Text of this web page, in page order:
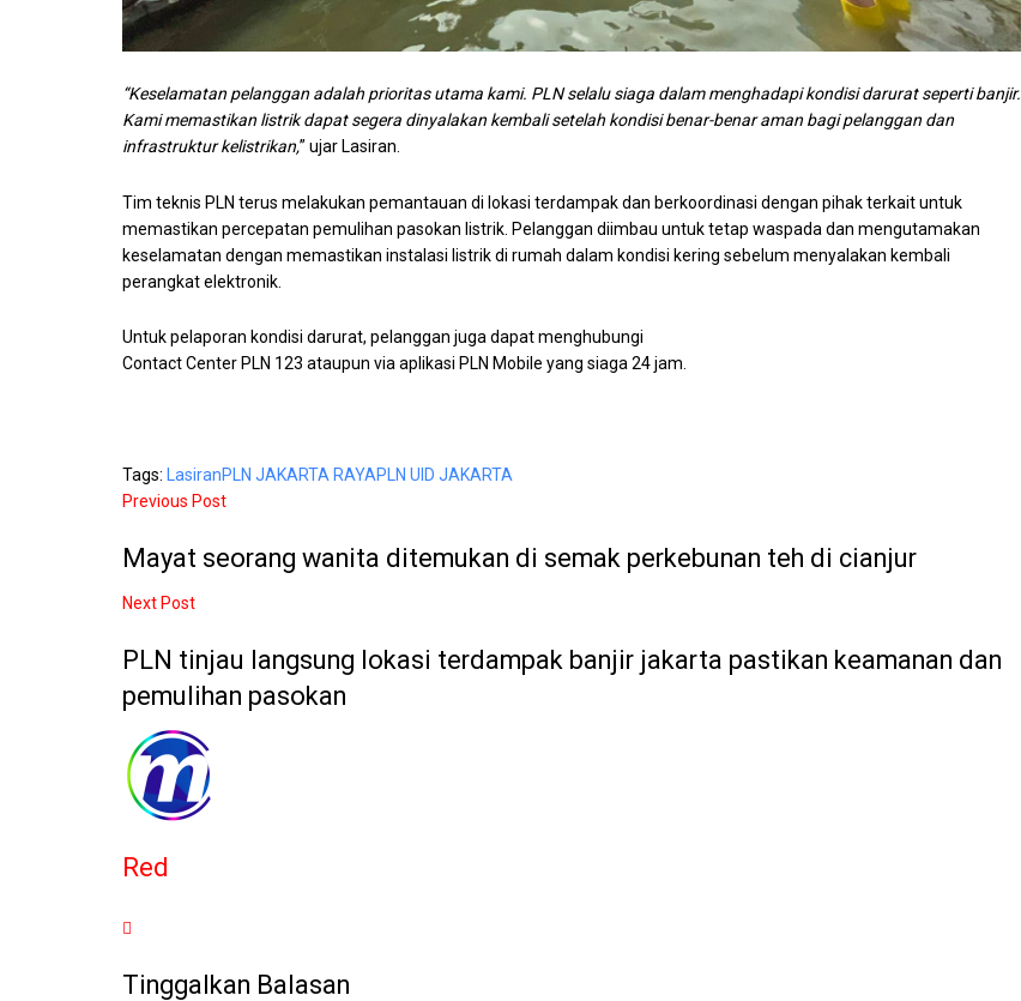
“Keselamatan pelanggan adalah prioritas utama kami. PLN selalu siaga dalam menghadapi kondisi darurat seperti banjir.
Kami memastikan listrik dapat segera dinyalakan kembali setelah kondisi benar-benar aman bagi pelanggan dan
infrastruktur kelistrikan,” ujar Lasiran.
Tim teknis PLN terus melakukan pemantauan di lokasi terdampak dan berkoordinasi dengan pihak terkait untuk
memastikan percepatan pemulihan pasokan listrik. Pelanggan diimbau untuk tetap waspada dan mengutamakan
keselamatan dengan memastikan instalasi listrik di rumah dalam kondisi kering sebelum menyalakan kembali
perangkat elektronik.
Untuk pelaporan kondisi darurat, pelanggan juga dapat menghubungi
Contact Center PLN 123 ataupun via aplikasi PLN Mobile yang siaga 24 jam.
Tags: LasiranPLN JAKARTA RAYAPLN UID JAKARTA
Previous Post
Mayat seorang wanita ditemukan di semak perkebunan teh di cianjur
Next Post
PLN tinjau langsung lokasi terdampak banjir jakarta pastikan keamanan dan
pemulihan pasokan
Red
Tinggalkan Balasan